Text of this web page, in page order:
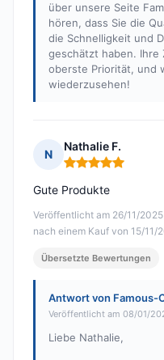
über unsere Seite
hören, dass Sie die
die Schnelligkeit und
geschätzt haben.
oberste Priorität, und
wiederzusehen!
N
Nathalie F.
Hinweis: 5 von 5
Veröffentlicht am 26/11/2025
nach einem Kauf von 15/11/
Gute Produkte
Übersetzte Bewertungen
Antwort von Famous-
Veröffentlicht am 08/01/
Liebe Nathalie,